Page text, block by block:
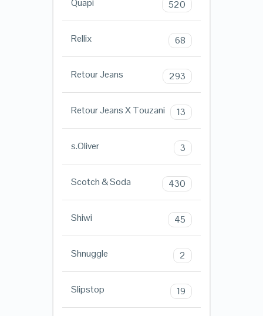
Quapi 520
Rellix 68
Retour Jeans 293
Retour Jeans X Touzani 13
s.Oliver 3
Scotch & Soda 430
Shiwi 45
Shnuggle 2
Slipstop 19